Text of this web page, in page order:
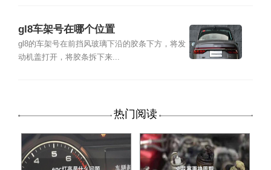
gl8车架号在哪个位置
gl8的车架号在前挡风玻璃下沿的胶条下方，将发
动机盖打开，将胶条拆下来...
热门阅读